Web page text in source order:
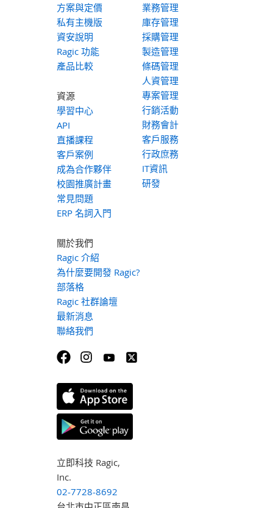
方案與定價
私有主機版
資安說明
Ragic 功能
產品比較
資源
學習中心
API
直播課程
客戶案例
成為合作夥伴
校園推廣計畫
常見問題
ERP 名詞入門
業務管理
庫存管理
採購管理
製造管理
條碼管理
人資管理
專案管理
行銷活動
財務會計
客戶服務
行政庶務
IT資訊
研發
關於我們
Ragic 介紹
為什麼要開發 Ragic?
部落格
Ragic 社群論壇
最新消息
聯絡我們
立即科技 Ragic,
Inc.
02-7728-8692